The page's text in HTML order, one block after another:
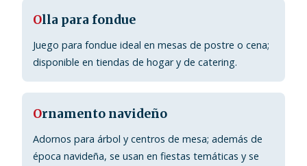
Olla para fondue
Juego para fondue ideal en mesas de postre o cena;
disponible en tiendas de hogar y de catering.
Ornamento navideño
Adornos para árbol y centros de mesa; además de
época navideña, se usan en fiestas temáticas y se